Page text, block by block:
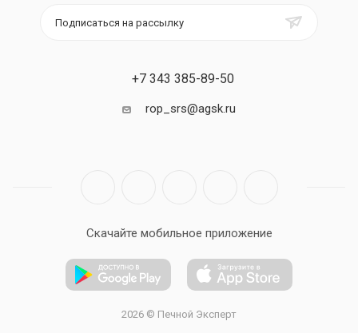
Подписаться на рассылку
+7 343 385-89-50
rop_srs@agsk.ru
Скачайте мобильное приложение
2026 © Печной Эксперт